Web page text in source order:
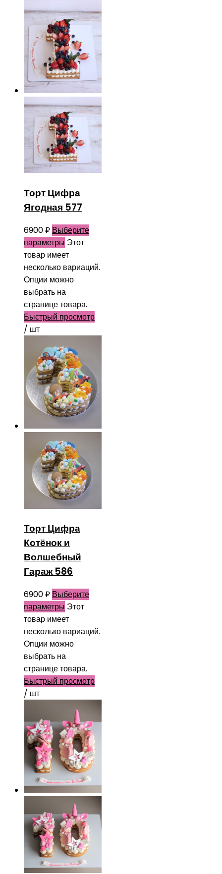
Торт Цифра
Ягодная 577
6900₽ Выберите
параметры Этот
товар имеет
несколько вариаций.
Опции можно
выбрать на
странице товара.
Быстрый просмотр
/ шт
Торт Цифра
Котёнок и
Волшебный
Гараж 586
6900₽ Выберите
параметры Этот
товар имеет
несколько вариаций.
Опции можно
выбрать на
странице товара.
Быстрый просмотр
/ шт